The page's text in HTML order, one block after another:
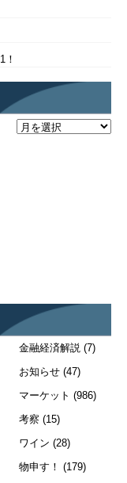
金融経済解説 (7)
お知らせ (47)
マーケット (986)
考察 (15)
ワイン (28)
物申す！ (179)